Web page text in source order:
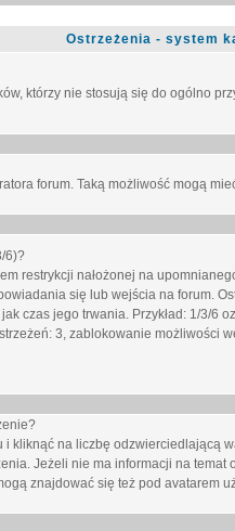
Ostrzeżenia - system
którzy nie stosują się do ogólno
forum. Taką możliwość mogą
6)?
restrykcji nałożonej na
się lub wejścia na forum.
czas jego trwania. Przykład: 1/3/6
3, zablokowanie możliwości
kliknąć na liczbę odzwierciedlającą
Jeżeli nie ma informacji na temat
znajdować się też pod avatarem